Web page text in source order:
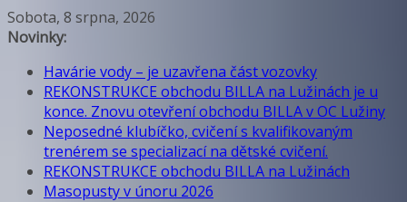
Přeskočit
na
Sobota, 8 srpna, 2026
Novinky:
Havárie vody – je uzavřena část vozovky
REKONSTRUKCE obchodu BILLA na Lužinách je u
konce. Znovu otevření obchodu BILLA v OC Lužiny
Neposedné klubíčko, cvičení s kvalifikovaným
trenérem se specializací na dětské cvičení.
REKONSTRUKCE obchodu BILLA na Lužinách
Masopusty v únoru 2026